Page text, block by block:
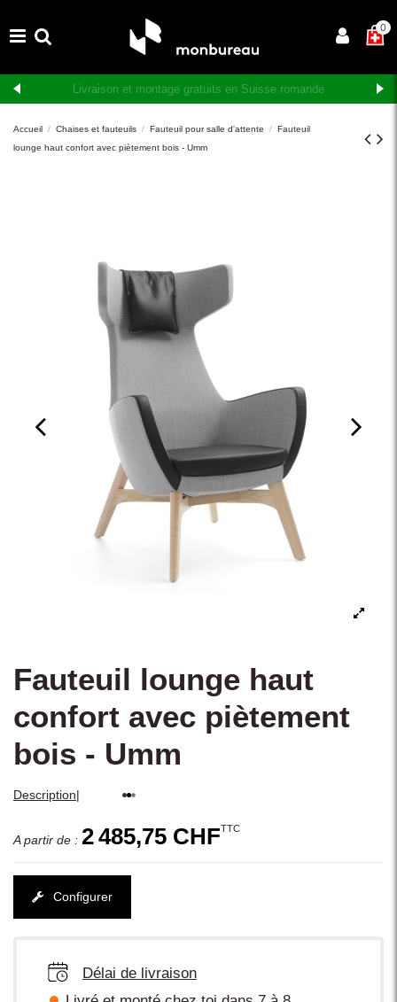
×0
Livraison et montage gratuits en Suisse romande
Accueil Chaises et fauteuils Fauteuil pour salle d'attente
Fauteuil
lounge haut confort avec piètement bois - Umm
Fauteuil lounge haut
confort avec piètement
bois - Umm
Description|
A partir de : 2 485,75 CHFTTC
Configurer
Délai de livraison